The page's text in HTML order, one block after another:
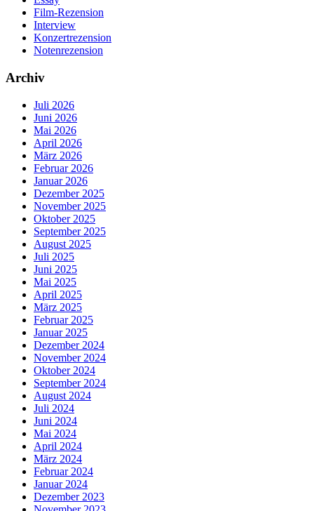
Film-Rezension
Interview
Konzertrezension
Notenrezension
Archiv
Juli 2026
Juni 2026
Mai 2026
April 2026
März 2026
Februar 2026
Januar 2026
Dezember 2025
November 2025
Oktober 2025
September 2025
August 2025
Juli 2025
Juni 2025
Mai 2025
April 2025
März 2025
Februar 2025
Januar 2025
Dezember 2024
November 2024
Oktober 2024
September 2024
August 2024
Juli 2024
Juni 2024
Mai 2024
April 2024
März 2024
Februar 2024
Januar 2024
Dezember 2023